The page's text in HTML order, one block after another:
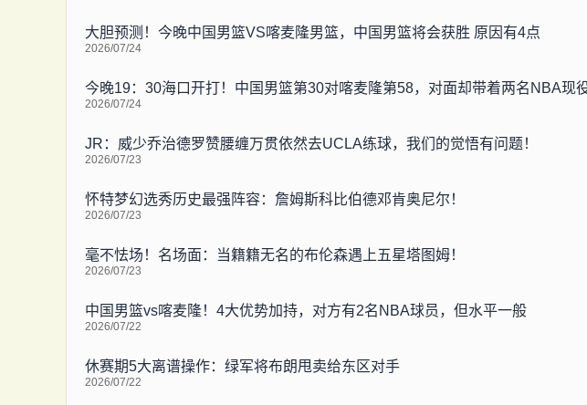
大胆预测！今晚中国男篮VS喀麦隆男篮，中国男篮将会获胜 原因有4点
2026/07/24
今晚19：30海口开打！中国男篮第30对喀麦隆第58，对面却带着两名NBA现
2026/07/24
JR：威少乔治德罗赞腰缠万贯依然去UCLA练球，我们的觉悟有问题！
2026/07/23
怀特梦幻选秀历史最强阵容：詹姆斯科比伯德邓肯奥尼尔！
2026/07/23
毫不怯场！名场面：当籍籍无名的布伦森遇上五星塔图姆！
2026/07/23
中国男篮vs喀麦隆！4大优势加持，对方有2名NBA球员，但水平一般
2026/07/22
休赛期5大离谱操作：绿军将布朗甩卖给东区对手
2026/07/22